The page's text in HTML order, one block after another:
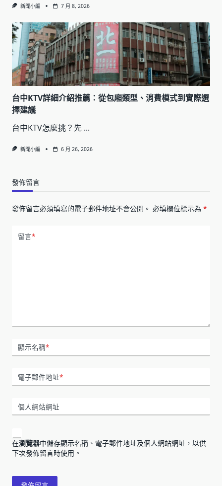
新聞小編 7 月 8, 2026
台中KTV詳細介紹推薦：從包廂類型、消費模式到實際選
擇建議
台中KTV怎麼挑？先 ...
新聞小編 6 月 26, 2026
發佈留言
發佈留言必須填寫的電子郵件地址不會公開。 必填欄位標示為 *
留言*
顯示名稱*
電子郵件地址*
個人網站網址
在瀏覽器中儲存顯示名稱、電子郵件地址及個人網站網址，以供
下次發佈留言時使用。